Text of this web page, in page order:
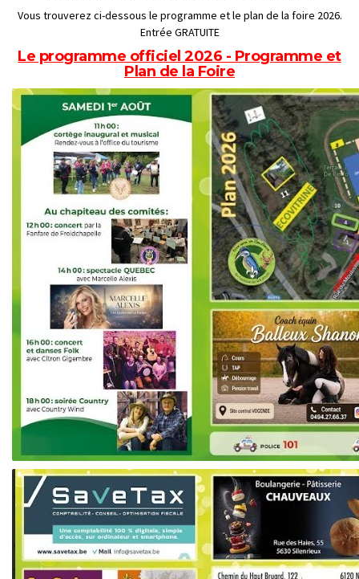
Vous trouverez ci-dessous le programme et le plan de la foire 2026.
Entrée GRATUITE
Le programme officiel 2026 - Programme et
Plan de la Foire